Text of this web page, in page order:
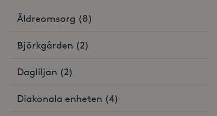
Äldreomsorg (8)
Björkgården (2)
Dagliljan (2)
Diakonala enheten (4)